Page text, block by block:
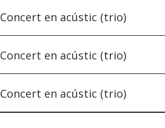
Concert en acústic (trio)
Concert en acústic (trio)
Concert en acústic (trio)